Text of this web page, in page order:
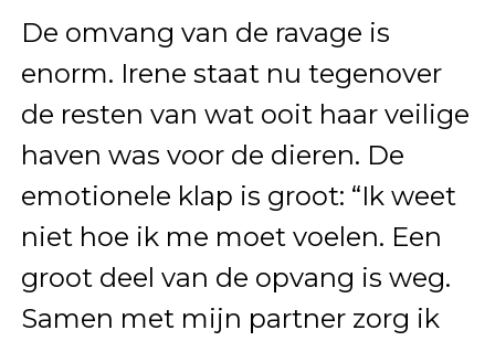
De omvang van de ravage is
enorm. Irene staat nu tegenover
de resten van wat ooit haar veilige
haven was voor de dieren. De
emotionele klap is groot: “Ik weet
niet hoe ik me moet voelen. Een
groot deel van de opvang is weg.
Samen met mijn partner zorg ik